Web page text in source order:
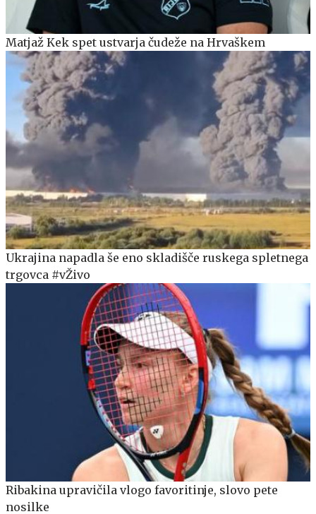
Matjaž Kek spet ustvarja čudeže na Hrvaškem
Ukrajina napadla še eno skladišče ruskega spletnega
trgovca #vŽivo
Ribakina upravičila vlogo favoritinje, slovo pete
nosilke